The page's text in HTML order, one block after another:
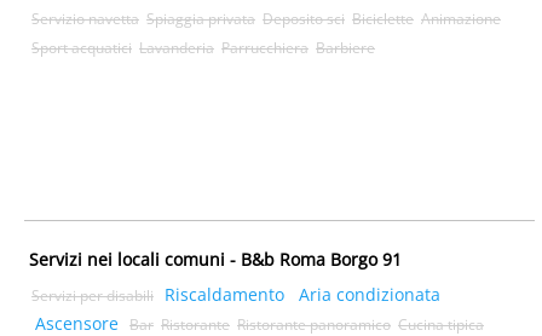
Servizio navetta Spiaggia privata Deposito sci Biciclette Animazione
Sport acquatici Lavanderia Parrucchiera Barbiere
Servizi nei locali comuni - B&b Roma Borgo 91
Servizi per disabili Riscaldamento
Aria condizionata
Ascensore Bar Ristorante Ristorante panoramico Cucina tipica